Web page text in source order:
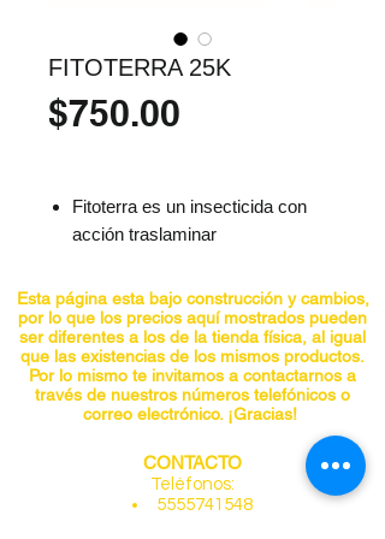
FITOTERRA 25K
$750.00
Fitoterra es un insecticida con
acción traslaminar
mayoría de productos agrícolas
Fitoterra posee un amplio
espectro de control para insectos
de suelo y follaje
Su acción es de contacto como
Fitoterra es formulado con altos
estandares de calidad en su
formulació
Esta página esta bajo construcción y cambios,
por lo que los precios aquí mostrados pueden
ser diferentes a los de la tienda física, al igual
que las existencias de los mismos productos.
Por lo mismo te invitamos a contactarnos a
través de nuestros números telefónicos o
correo electrónico. ¡Gracias!
CONTACTO
Teléfonos:
5555741548